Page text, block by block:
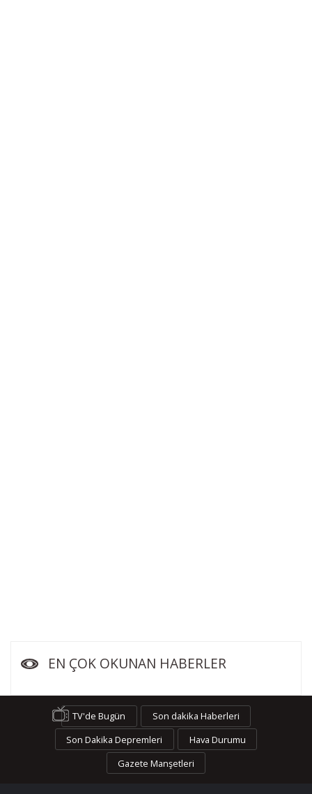
EN ÇOK OKUNAN HABERLER
TV'de Bugün
Son dakika Haberleri
Son Dakika Depremleri
Hava Durumu
Gazete Manşetleri